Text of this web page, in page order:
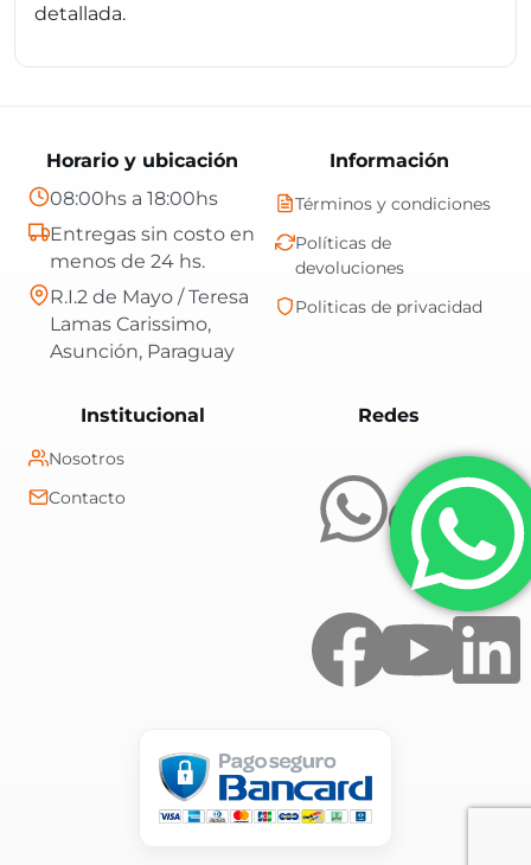
detallada.
RedesCentral Shop es
Información
Términos y condiciones
Políticas de
devoluciones
Politicas de privacidad
Institucional
Nosotros
Contacto
Horario y ubicación
08:00hs a 18:00hs
Entregas sin costo en
menos de 24 hs.
R.I.2 de Mayo / Teresa
Lamas Carissimo,
Asunción, Paraguay